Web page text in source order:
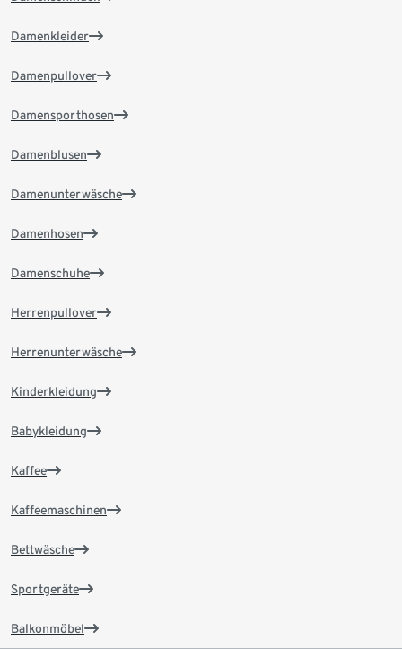
Damenkleider
Damenpullover
Damensporthosen
Damenblusen
Damenunterwäsche
Damenhosen
Damenschuhe
Herrenpullover
Herrenunterwäsche
Kinderkleidung
Babykleidung
Kaffee
Kaffeemaschinen
Bettwäsche
Sportgeräte
Balkonmöbel